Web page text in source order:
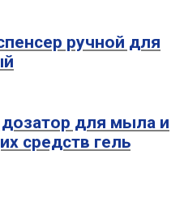
ручной для
для мыла и
средств гель